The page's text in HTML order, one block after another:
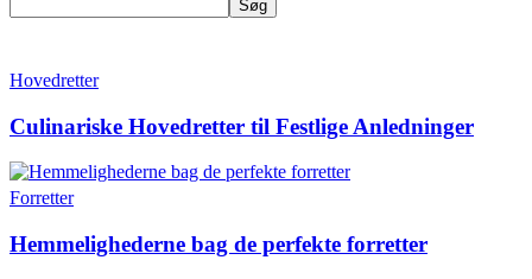
Hovedretter
Culinariske Hovedretter til Festlige Anledninger
Forretter
Hemmelighederne bag de perfekte forretter